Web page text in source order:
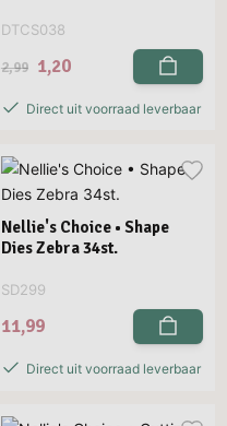
DTCS038
2,99 1,20
Direct uit voorraad leverbaar
Nellie's Choice • Shape
Dies Zebra 34st.
SD299
11,99
Direct uit voorraad leverbaar